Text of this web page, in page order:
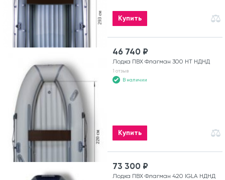
Купить
46 740 ₽
Лодка ПВХ Флагман 300 HT НДНД
1 отзыв
В наличии
Купить
73 300 ₽
Лодка ПВХ Флагман 420 IGLA НДНД